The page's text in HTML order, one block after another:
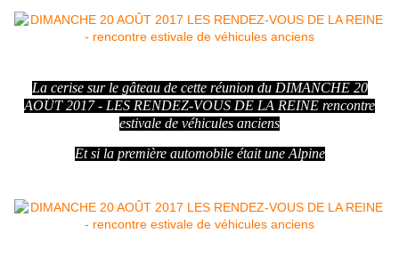
La cerise sur le gâteau de cette réunion du DIMANCHE 20
AOÛT 2017 - LES RENDEZ-VOUS DE LA REINE rencontre
estivale de véhicules anciens
Et si la première automobile était une Alpine